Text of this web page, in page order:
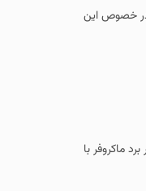
در خصوص این
ماکروفر با